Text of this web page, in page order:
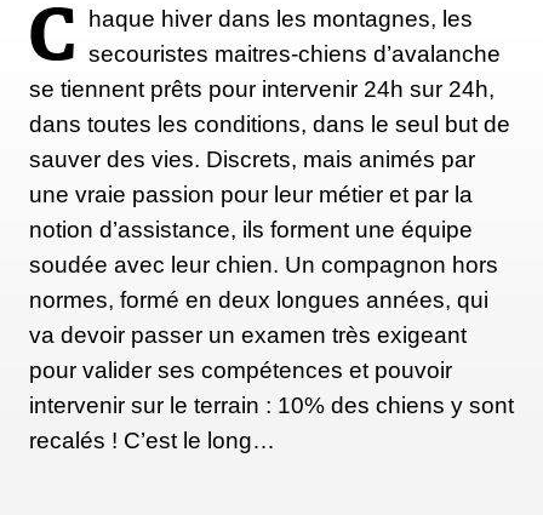
C
haque hiver dans les montagnes, les
secouristes maitres-chiens d’avalanche
se tiennent prêts pour intervenir 24h sur 24h,
dans toutes les conditions, dans le seul but de
sauver des vies. Discrets, mais animés par
une vraie passion pour leur métier et par la
notion d’assistance, ils forment une équipe
soudée avec leur chien. Un compagnon hors
normes, formé en deux longues années, qui
va devoir passer un examen très exigeant
pour valider ses compétences et pouvoir
intervenir sur le terrain : 10% des chiens y sont
recalés ! C’est le long…